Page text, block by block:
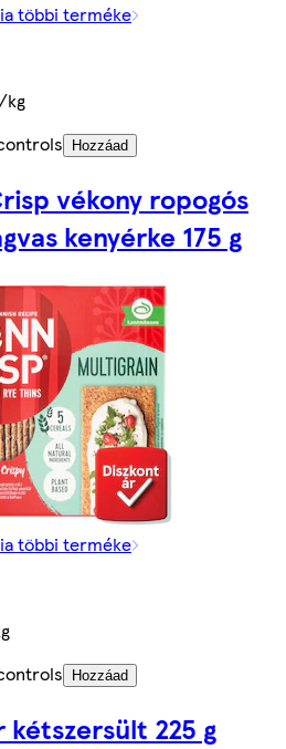
többi terméke
kg
Hozzáad
vékony ropogós
kenyérke 175 g
többi terméke
Hozzáad
kétszersült 225 g